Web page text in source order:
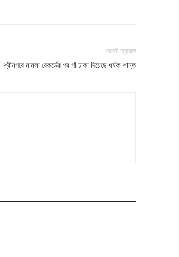
পরবর্তী অনুচ্ছেদ
শ্রীনগরে মামলা রেকর্ডের পর গাঁ ঢাকা দিয়েছে ধর্ষক শান্ত